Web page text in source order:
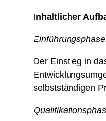
Inhaltlicher
Der Einstieg in
selbstständigen